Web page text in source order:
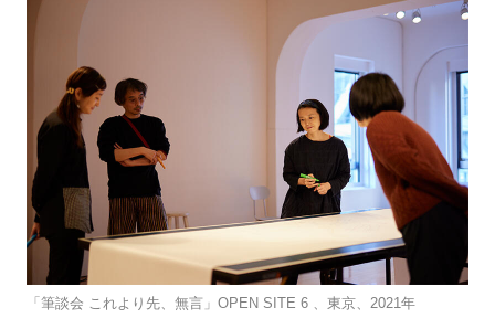
「筆談会 これより先、無言」OPEN SITE 6 、東京、2021年